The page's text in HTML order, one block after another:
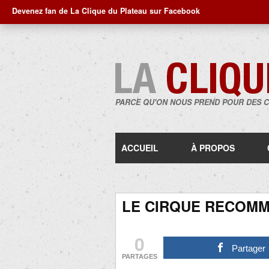
Devenez fan de La Clique du Plateau sur Facebook
PARCE QU'ON NOUS PREND POUR DES
ACCUEIL À PROPOS
LE CIRQUE
0
PARTAGES
Partager